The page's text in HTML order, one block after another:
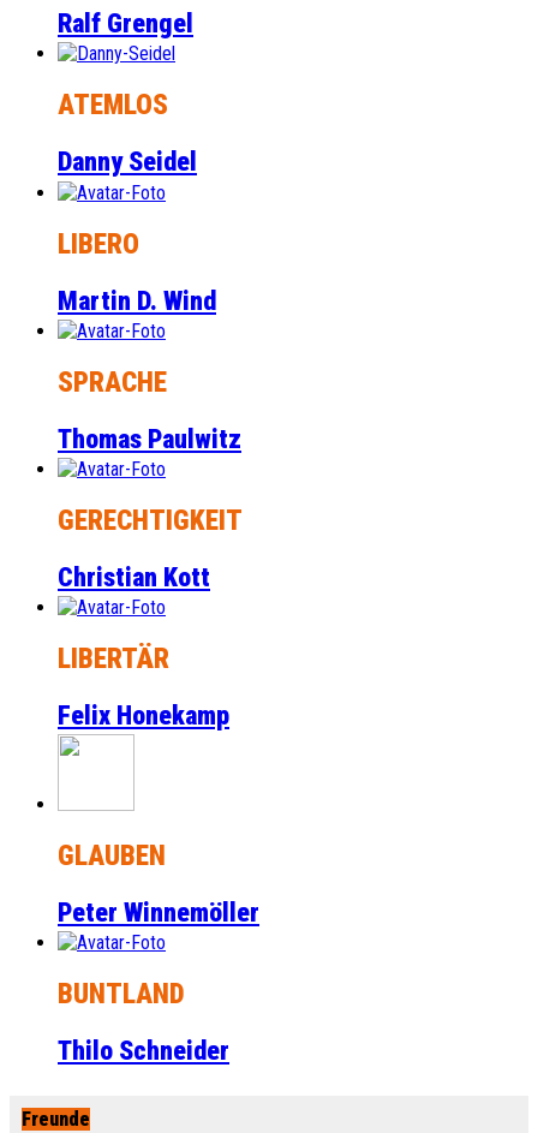
Ralf Grengel
ATEMLOS
Danny Seidel
LIBERO
Martin D. Wind
SPRACHE
Thomas Paulwitz
GERECHTIGKEIT
Christian Kott
LIBERTÄR
Felix Honekamp
GLAUBEN
Peter Winnemöller
BUNTLAND
Thilo Schneider
Freunde